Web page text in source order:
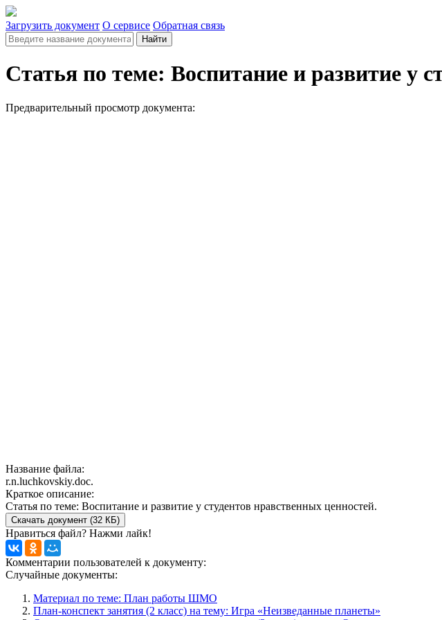
Загрузить документ О сервисе Обратная связь
Найти
Статья по теме: Воспитание и развитие у
Предварительный просмотр документа:
Название файла:
r.n.luchkovskiy.doc.
Краткое описание:
Статья по теме: Воспитание и развитие у студентов нравственных ценностей.
Скачать документ (32 КБ)
Нравиться файл? Нажми лайк!
Комментарии пользователей к документу:
Случайные документы:
Материал по теме: План работы ШМО
План-конспект занятия (2 класс) на тему: Игра «Неизведанные планеты»